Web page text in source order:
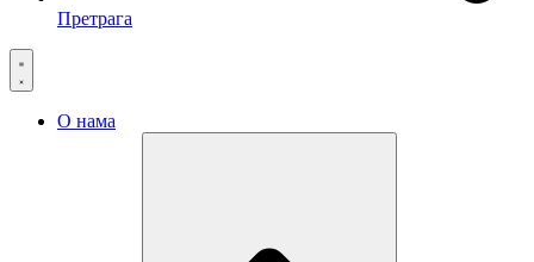
Претрага
О нама